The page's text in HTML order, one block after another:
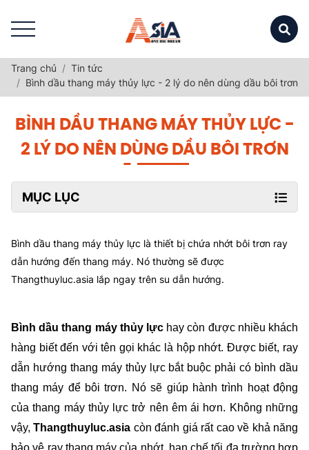
Trang chủ
Tin tức
Bình dầu thang máy thủy lực - 2 lý do nên dùng dầu bôi trơn
BÌNH DẦU THANG MÁY THỦY LỰC -
2 LÝ DO NÊN DÙNG DẦU BÔI TRƠN
MỤC LỤC
Bình dầu thang máy thủy lực là thiết bị chứa nhớt bôi trơn ray
dẫn hướng đến thang máy. Nó thường sẽ được
Thangthuyluc.asia lắp ngay trên su dẫn hướng.
Bình dầu thang máy thủy lực hay còn được nhiều khách
hàng biết đến với tên gọi khác là hộp nhớt. Được biết, ray
dẫn hướng thang máy thủy lực bắt buộc phải có bình dầu
thang máy để bôi trơn. Nó sẽ giúp hành trình hoạt động
của thang máy thủy lực trở nên êm ái hơn. Không những
vậy, Thangthuyluc.asia còn đánh giá rất cao về khả năng
bảo vệ ray thang máy của nhớt, hạn chế tối đa trường hợp